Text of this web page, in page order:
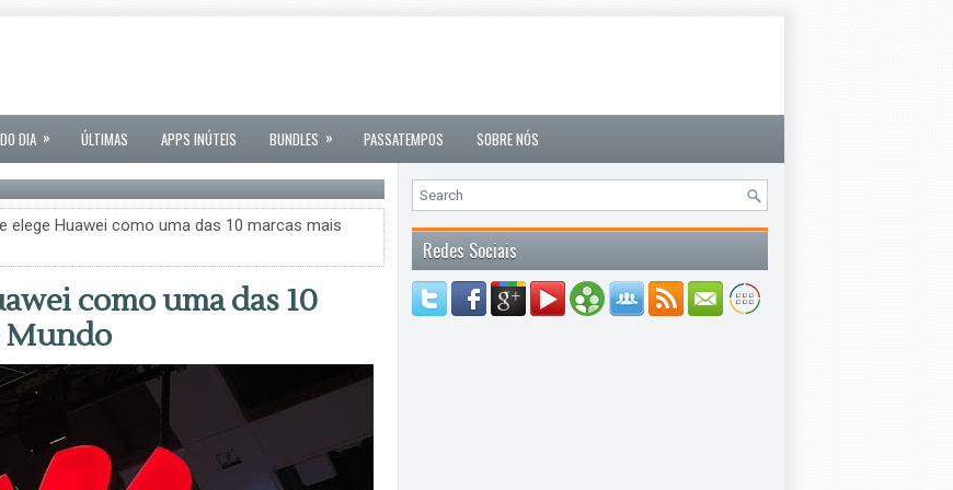
DIA » ÚLTIMAS APPS INÚTEIS BUNDLES » PASSATEMPOS SOBRE NÓS
elege Huawei como uma das 10 marcas mais
como uma das 10
Mundo
Redes Sociais